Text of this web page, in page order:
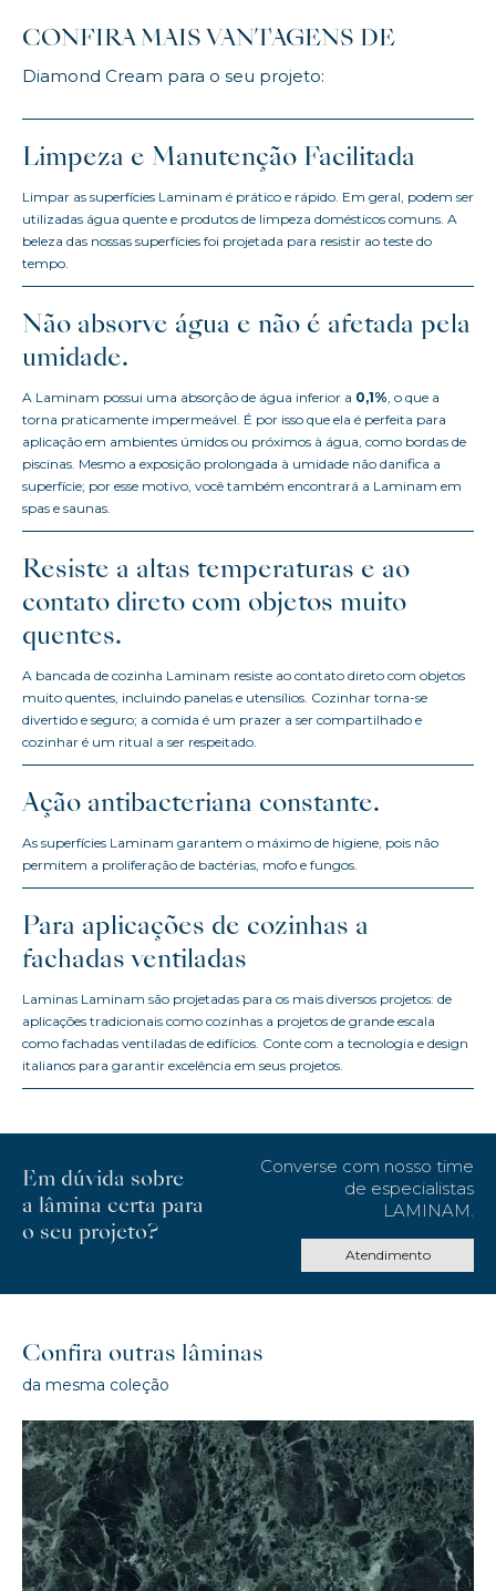
CONFIRA MAIS VANTAGENS DE
Diamond Cream para o seu projeto:
Limpeza e Manutenção Facilitada
Limpar as superfícies Laminam é prático e rápido. Em geral, podem ser
utilizadas água quente e produtos de limpeza domésticos comuns. A
beleza das nossas superfícies foi projetada para resistir ao teste do
tempo.
Não absorve água e não é afetada pela
umidade.
A Laminam possui uma absorção de água inferior a 0,1%, o que a
torna praticamente impermeável. É por isso que ela é perfeita para
aplicação em ambientes úmidos ou próximos à água, como bordas de
piscinas. Mesmo a exposição prolongada à umidade não danifica a
superfície; por esse motivo, você também encontrará a Laminam em
spas e saunas.
Resiste a altas temperaturas e ao
contato direto com objetos muito
quentes.
A bancada de cozinha Laminam resiste ao contato direto com objetos
muito quentes, incluindo panelas e utensílios. Cozinhar torna-se
divertido e seguro; a comida é um prazer a ser compartilhado e
cozinhar é um ritual a ser respeitado.
Ação antibacteriana constante.
As superfícies Laminam garantem o máximo de higiene, pois não
permitem a proliferação de bactérias, mofo e fungos.
Para aplicações de cozinhas a
fachadas ventiladas
Laminas Laminam são projetadas para os mais diversos projetos: de
aplicações tradicionais como cozinhas a projetos de grande escala
como fachadas ventiladas de edifícios. Conte com a tecnologia e design
italianos para garantir excelência em seus projetos.
Em dúvida sobre
a lâmina certa para
o seu projeto?
Converse com nosso time
de especialistas
LAMINAM.
Atendimento
Confira outras lâminas
da mesma coleção